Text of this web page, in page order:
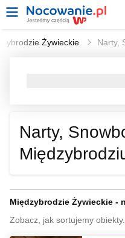
Żywieckie Narty,
Narty,
Międzybrodzie Żywieckie -
Zobacz, jak sortujemy obiekty.